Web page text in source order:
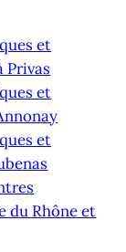
et
Privas
et
et
du Rhône et